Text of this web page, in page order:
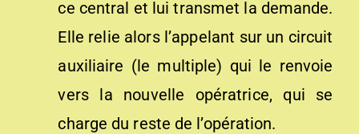
ce central et lui transmet la demande.
Elle relie alors l’appelant sur un circuit
auxiliaire (le multiple) qui le renvoie
vers la nouvelle opératrice, qui se
charge du reste de l’opération.